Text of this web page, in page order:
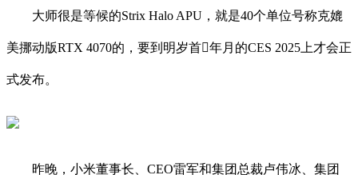
大师很是等候的Strix Halo APU，就是40个单位号称克媲
美挪动版RTX 4070的，要到明岁首年月的CES 2025上才会正
式发布。
昨晚，小米董事长、CEO雷军和集团总裁卢伟冰、集团